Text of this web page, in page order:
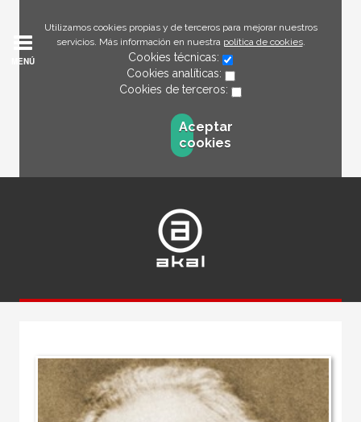
Utilizamos cookies propias y de terceros para mejorar nuestros
servicios. Más información en nuestra política de cookies.
Cookies técnicas:
Cookies analíticas:
Cookies de terceros:
Aceptar
cookies
MENÚ